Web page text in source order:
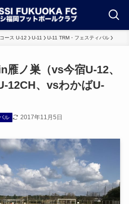
ース U-12 U-11 U-11 TRM・フェスティバル
雁ノ巣（vs今宿U-12、
12CH、vsわかばU-
ル 2017年11月5日